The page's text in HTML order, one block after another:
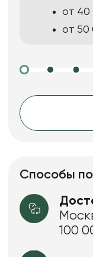
от 40
от 50
Способы
100